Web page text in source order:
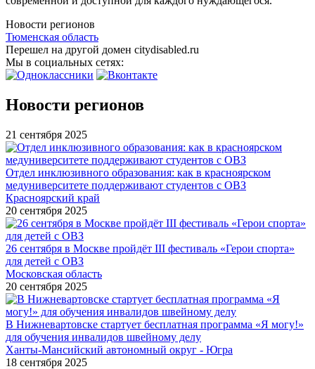
Новости регионов
Тюменская область
Перешел на другой домен citydisabled.ru
Мы в социальных сетях:
Новости регионов
21 сентября 2025
Отдел инклюзивного образования: как в красноярском
медуниверситете поддерживают студентов с ОВЗ
Красноярский край
20 сентября 2025
26 сентября в Москве пройдёт III фестиваль «Герои спорта»
для детей с ОВЗ
Московская область
20 сентября 2025
В Нижневартовске стартует бесплатная программа «Я могу!»
для обучения инвалидов швейному делу
Ханты-Мансийский автономный округ - Югра
18 сентября 2025